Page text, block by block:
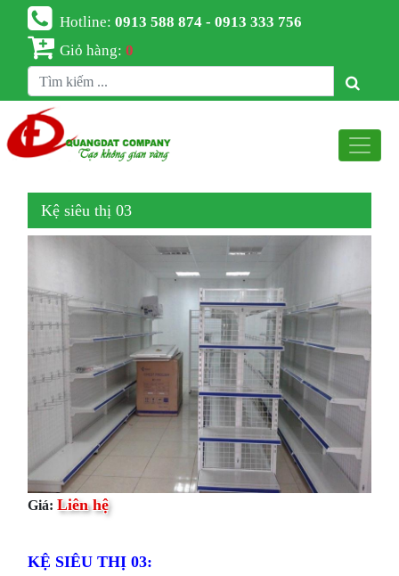
Hotline:0913 588 874 - 0913 333 756
Giỏ hàng:0
Kệ siêu thị 03
Giá: Liên hệ
KỆ SIÊU THỊ 03: